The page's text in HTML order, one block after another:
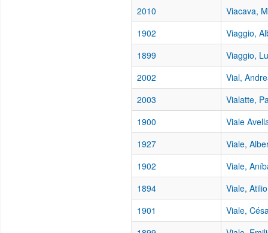
2010
Viacava,
1902
Viaggio,
1899
Viaggio,
2002
Vial,
2003
Vialatte,
1900
Viale
1927
Viale,
1902
Viale,
1894
Viale, Atilio
1901
Viale,